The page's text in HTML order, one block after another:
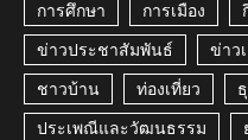
การศึกษา การเมือง
ข่าวประชาสัมพันธ์ ข่าว
ชาวบ้าน ท่องเที่ยว
ประเพณีและวัฒนธรรม